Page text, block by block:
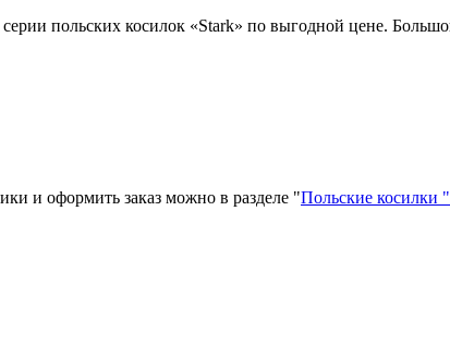
польских косилок «Stark» по выгодной цене.
и оформить заказ можно в разделе "Польские косилки